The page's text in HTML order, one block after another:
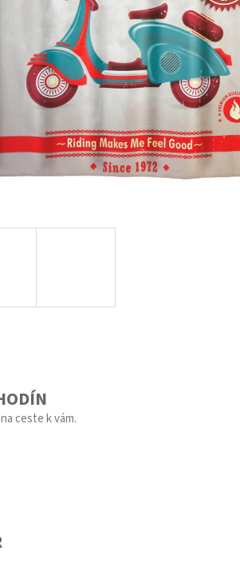
ceste k vám.